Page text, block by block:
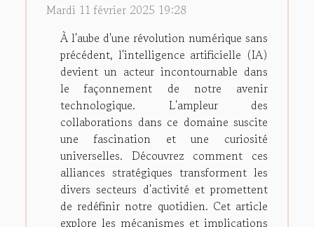
Mardi 11 février 2025 19:28
À l'aube d'une révolution numérique sans
précédent, l'intelligence artificielle (IA)
devient un acteur incontournable dans
le façonnement de notre avenir
technologique. L'ampleur des
collaborations dans ce domaine suscite
une fascination et une curiosité
universelles. Découvrez comment ces
alliances stratégiques transforment les
divers secteurs d'activité et promettent
de redéfinir notre quotidien. Cet article
explore les mécanismes et implications